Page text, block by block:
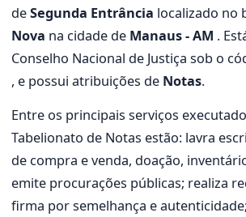
deSegunda Entrância localizado no
Nova na cidade de Manaus - AM .
Conselho Nacional de Justiça sob o
, e possui atribuições de Notas.
Entre os principais serviços
Tabelionato de Notas estão: lavra
de compra e venda, doação,
emite procurações públicas; realiza
firma por semelhança e